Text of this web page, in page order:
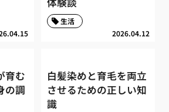
2026.04.12
生活
育む
の調
白髪染めと育毛を両立
させるための正しい知
識